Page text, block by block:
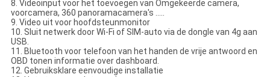
8. Videoinput voor het toevoegen van Omgekeerde camera,
voorcamera, 360 panoramacamera's .....
9. Video uit voor hoofdsteunmonitor
10. Sluit netwerk door Wi-Fi of SIM-auto via de dongle van 4g aan
USB.
11. Bluetooth voor telefoon van het handen de vrije antwoord en
OBD tonen informatie over dashboard.
12. Gebruiksklare eenvoudige installatie